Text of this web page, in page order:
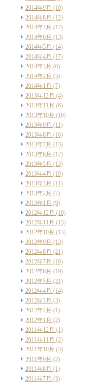
2014年9月 (10)
2014年8月 (12)
2014年7月 (12)
2014年6月 (13)
2014年5月 (14)
2014年4月 (17)
2014年3月 (6)
2014年2月 (5)
2014年1月 (7)
2013年12月 (4)
2013年11月 (6)
2013年10月 (10)
2013年9月 (11)
2013年8月 (16)
2013年7月 (13)
2013年6月 (12)
2013年5月 (13)
2013年4月 (19)
2013年3月 (11)
2013年2月 (7)
2013年1月 (9)
2012年12月 (10)
2012年11月 (13)
2012年10月 (13)
2012年9月 (13)
2012年8月 (21)
2012年7月 (18)
2012年6月 (19)
2012年5月 (21)
2012年4月 (14)
2012年3月 (3)
2012年2月 (1)
2012年1月 (2)
2011年12月 (1)
2011年11月 (2)
2011年10月 (3)
2011年9月 (2)
2011年8月 (1)
2011年7月 (3)